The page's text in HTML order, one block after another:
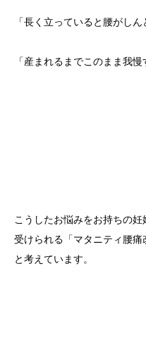
「長く立っていると腰がし
「産まれるまでこのまま我慢
こうしたお悩みをお持ちの
受けられる「マタニティ腰
と考えています。